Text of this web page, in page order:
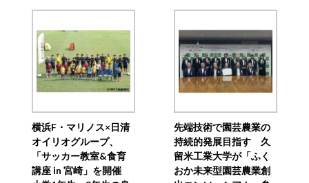
横浜F・マリノス×日清
オイリオグループ、
「サッカー教室&食育
講座 in 宮崎」を開催
先端技術で園芸農業の
持続的発展目指す 久
留米工業大学が「ふく
おか未来型園芸農業創